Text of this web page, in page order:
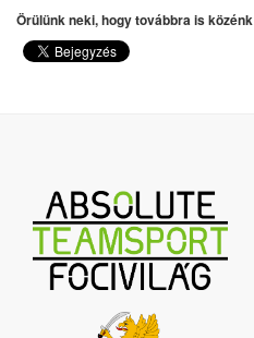
Örülünk neki, hogy továbbra is